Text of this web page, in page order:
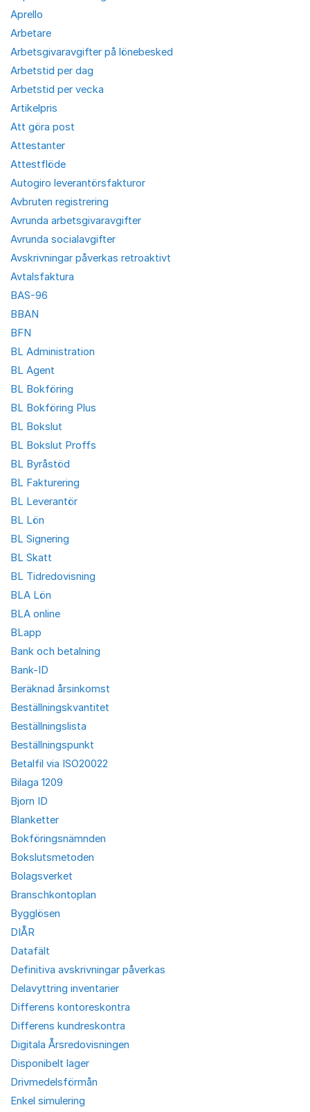
Aprello
Arbetare
Arbetsgivaravgifter på lönebesked
Arbetstid per dag
Arbetstid per vecka
Artikelpris
Att göra post
Attestanter
Attestflöde
Autogiro leverantörsfakturor
Avbruten registrering
Avrunda arbetsgivaravgifter
Avrunda socialavgifter
Avskrivningar påverkas retroaktivt
Avtalsfaktura
BAS-96
BBAN
BFN
BL Administration
BL Agent
BL Bokföring
BL Bokföring Plus
BL Bokslut
BL Bokslut Proffs
BL Byråstöd
BL Fakturering
BL Leverantör
BL Lön
BL Signering
BL Skatt
BL Tidredovisning
BLA Lön
BLA online
BLapp
Bank och betalning
Bank-ID
Beräknad årsinkomst
Beställningskvantitet
Beställningslista
Beställningspunkt
Betalfil via ISO20022
Bilaga 1209
Bjorn ID
Blanketter
Bokföringsnämnden
Bokslutsmetoden
Bolagsverket
Branschkontoplan
Bygglösen
DIÅR
Datafält
Definitiva avskrivningar påverkas
Delavyttring inventarier
Differens kontoreskontra
Differens kundreskontra
Digitala Årsredovisningen
Disponibelt lager
Drivmedelsförmån
Enkel simulering